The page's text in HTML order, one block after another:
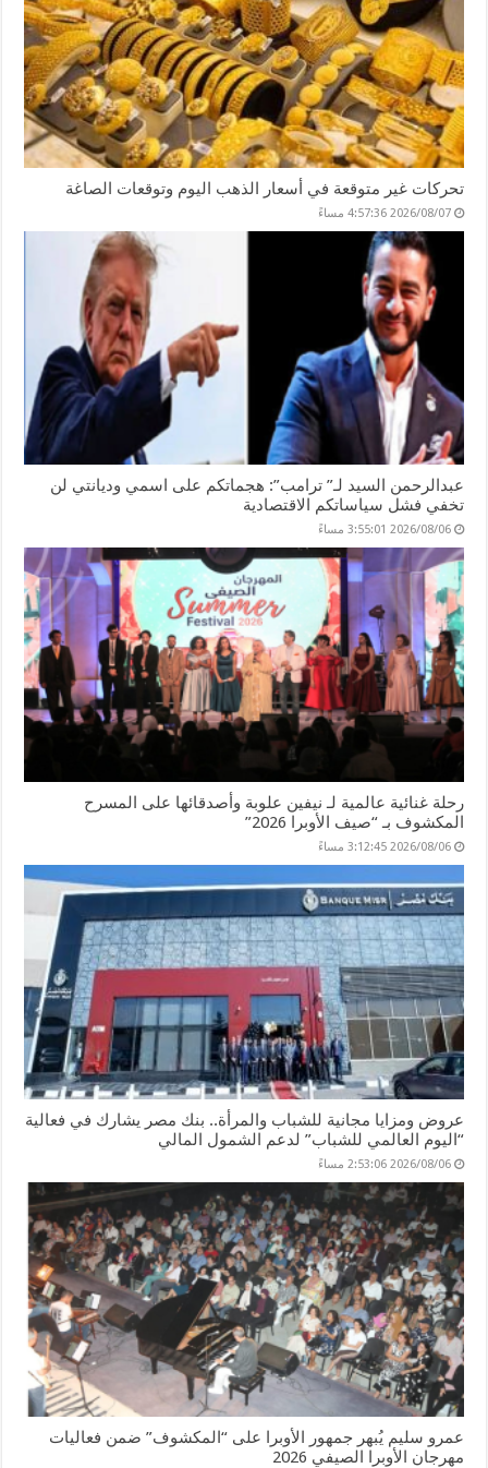
تحركات غير متوقعة في أسعار الذهب اليوم وتوقعات الصاغة
2026/08/07 4:57:36 مساءً
عبدالرحمن السيد لـ” ترامب”: هجماتكم على اسمي وديانتي لن
تخفي فشل سياساتكم الاقتصادية
2026/08/06 3:55:01 مساءً
رحلة غنائية عالمية لـ نيفين علوبة وأصدقائها على المسرح
المكشوف بـ “صيف الأوبرا 2026”
2026/08/06 3:12:45 مساءً
عروض ومزايا مجانية للشباب والمرأة.. بنك مصر يشارك في فعالية
“اليوم العالمي للشباب” لدعم الشمول المالي
2026/08/06 2:53:06 مساءً
عمرو سليم يُبهر جمهور الأوبرا على “المكشوف” ضمن فعاليات
مهرجان الأوبرا الصيفي 2026